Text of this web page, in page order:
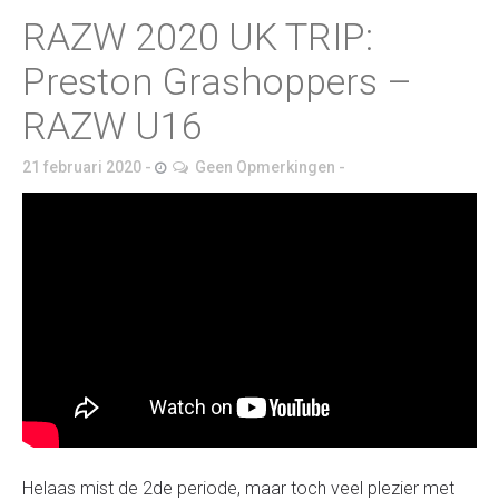
RAZW 2020 UK TRIP:
Preston Grashoppers –
RAZW U16
21 februari 2020 Geen Opmerkingen
Helaas mist de 2de periode, maar toch veel plezier met